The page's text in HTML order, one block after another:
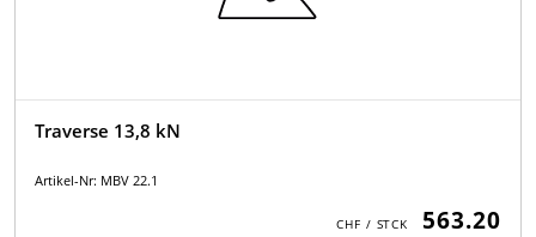
Traverse 13,8 kN
Artikel-Nr: MBV 22.1
563.20